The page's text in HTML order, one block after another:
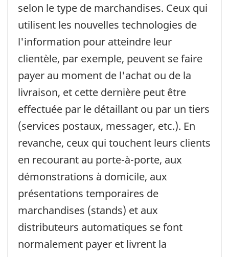
selon le type de marchandises. Ceux qui
utilisent les nouvelles technologies de
l'information pour atteindre leur
clientèle, par exemple, peuvent se faire
payer au moment de l'achat ou de la
livraison, et cette dernière peut être
effectuée par le détaillant ou par un tiers
(services postaux, messager, etc.). En
revanche, ceux qui touchent leurs clients
en recourant au porte-à-porte, aux
démonstrations à domicile, aux
présentations temporaires de
marchandises (stands) et aux
distributeurs automatiques se font
normalement payer et livrent la